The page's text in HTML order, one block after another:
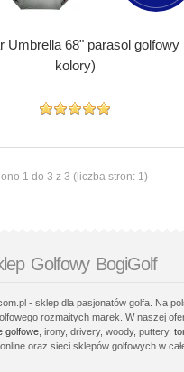
Umbrella 68" parasol golfowy
kolory)
1 do 3 z 3 (liczba stron: 1)
Golfowy BogiGolf
- sklep dla pasjonatów golfa. Na
rozmaitych marek. W naszej
golfowe , irony, drivery, woody, puttery,
oraz sieci sklepów golfowych w